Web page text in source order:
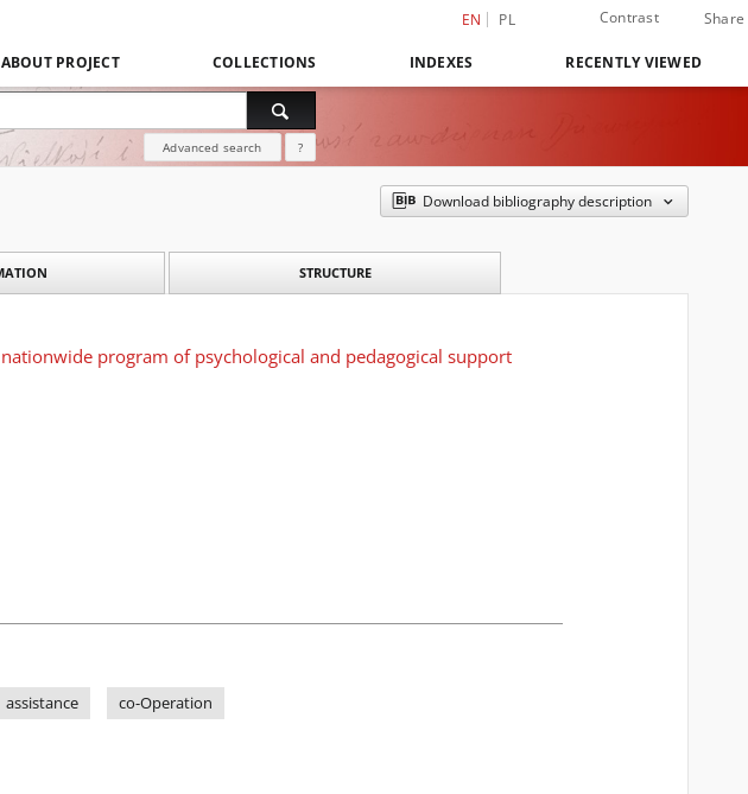
EN PL Contrast Share
ABOUT PROJECT COLLECTIONS INDEXES RECENTLY VIEWED
Advanced search ?
Download bibliography description
STRUCTURE
program of psychological and pedagogical support
assistance co-Operation